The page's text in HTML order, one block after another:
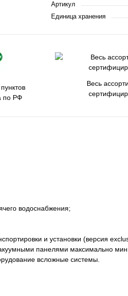
Артикул
Единица хранения
по РФ
Весь
водоснабжения;
и установки (версия
панелями максимально
всложные системы.